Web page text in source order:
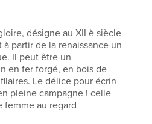
désigne au XII è siècle
partir de la renaissance un
Il peut être un
en fer forgé, en bois de
Le délice pour écrin
pleine campagne ! celle
femme au regard